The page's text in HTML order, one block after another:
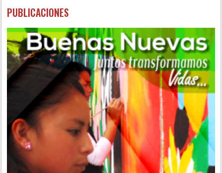
PUBLICACIONES